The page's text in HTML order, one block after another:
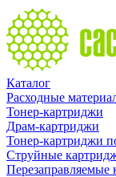
Каталог
Расходные
Тонер-картриджи
Драм-картриджи
Тонер-картриджи
Струйные
Перезаправляемые